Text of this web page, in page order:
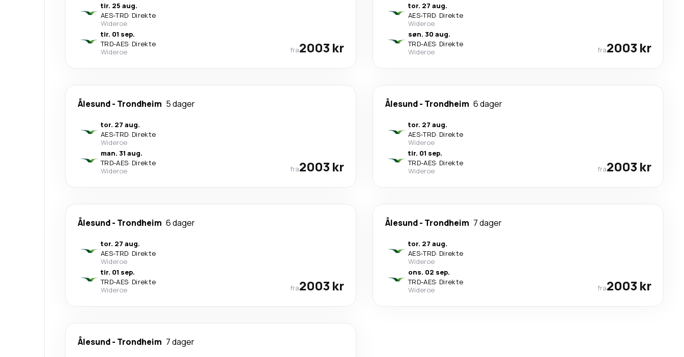
tir. 25 aug.
AES-TRD· Direkte
Wideroe
tir. 01 sep.
TRD-AES· Direkte
Wideroe
fra2003 kr
tor. 27 aug.
AES-TRD· Direkte
Wideroe
søn. 30 aug.
TRD-AES· Direkte
Wideroe
fra2003 kr
Ålesund- Trondheim 5 dager
tor. 27 aug.
AES-TRD· Direkte
Wideroe
man. 31 aug.
TRD-AES· Direkte
Wideroe
fra2003 kr
Ålesund- Trondheim 6 dager
tor. 27 aug.
AES-TRD· Direkte
Wideroe
tir. 01 sep.
TRD-AES· Direkte
Wideroe
fra2003 kr
Ålesund- Trondheim 6 dager
tor. 27 aug.
AES-TRD· Direkte
Wideroe
tir. 01 sep.
TRD-AES· Direkte
Wideroe
fra2003 kr
Ålesund- Trondheim 7 dager
tor. 27 aug.
AES-TRD· Direkte
Wideroe
ons. 02 sep.
TRD-AES· Direkte
Wideroe
fra2003 kr
Ålesund- Trondheim 7 dager